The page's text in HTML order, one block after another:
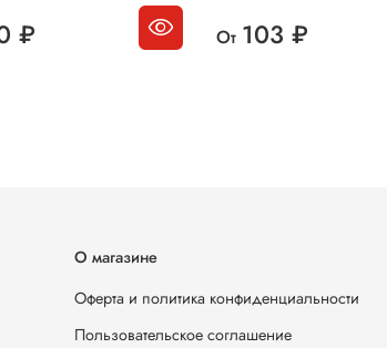
₽ От 103 ₽
О магазине
Оферта и политика конфиденциальности
Пользовательское соглашение